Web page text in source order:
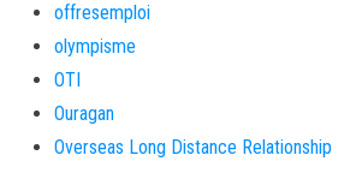
offresemploi
olympisme
OTI
Ouragan
Overseas Long Distance Relationship